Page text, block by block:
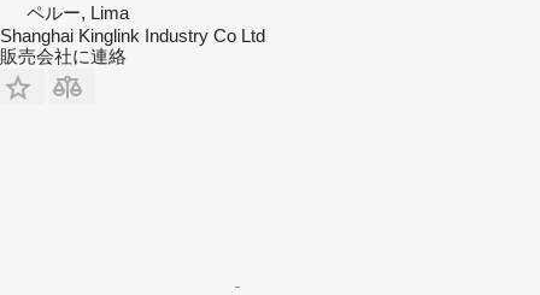
ペルー, Lima
Shanghai Kinglink Industry Co Ltd
販売会社に連絡